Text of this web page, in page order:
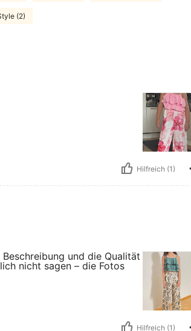
(2)
Hilfreich (1)
Beschreibung und die Qualität
nicht sagen – die Fotos
Hilfreich (1)